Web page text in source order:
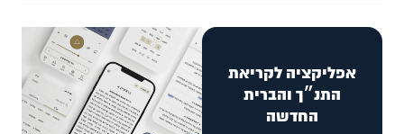
אפליקציה לקריאת
התנ״ך והברית
החדשה